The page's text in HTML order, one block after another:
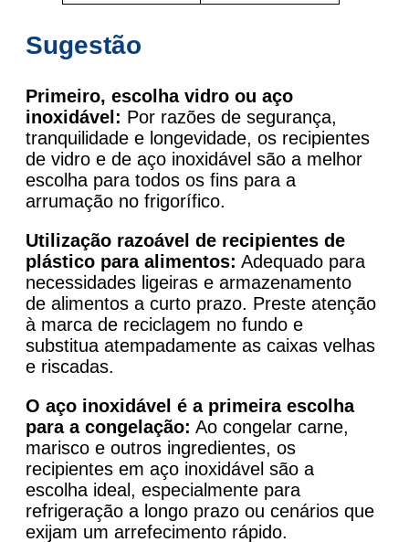
Sugestão
Primeiro, escolha vidro ou aço
inoxidável: Por razões de segurança,
tranquilidade e longevidade, os recipientes
de vidro e de aço inoxidável são a melhor
escolha para todos os fins para a
arrumação no frigorífico.
Utilização razoável de recipientes de
plástico para alimentos: Adequado para
necessidades ligeiras e armazenamento
de alimentos a curto prazo. Preste atenção
à marca de reciclagem no fundo e
substitua atempadamente as caixas velhas
e riscadas.
O aço inoxidável é a primeira escolha
para a congelação: Ao congelar carne,
marisco e outros ingredientes, os
recipientes em aço inoxidável são a
escolha ideal, especialmente para
refrigeração a longo prazo ou cenários que
exijam um arrefecimento rápido.